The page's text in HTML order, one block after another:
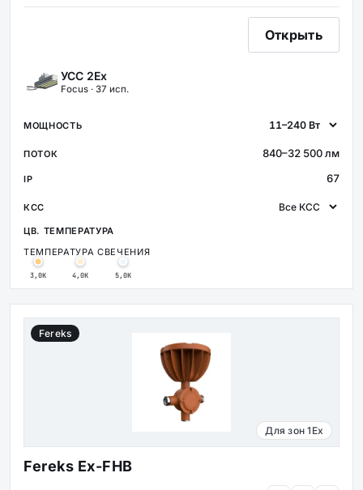
Открыть
УСС 2Ex
Focus · 37 исп.
840–32 500 лм
67
ТЕМПЕРАТУРА СВЕЧЕНИЯ
3,0К 4,0К 5,0К
Fereks
Для зон 1Ex
Fereks Ex-FHB